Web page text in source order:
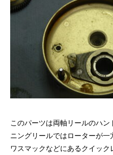
ム」
2023.03.21
このパーツは両軸リールのハ
ニングリールではローターが
ワスマックなどにあるクイッ